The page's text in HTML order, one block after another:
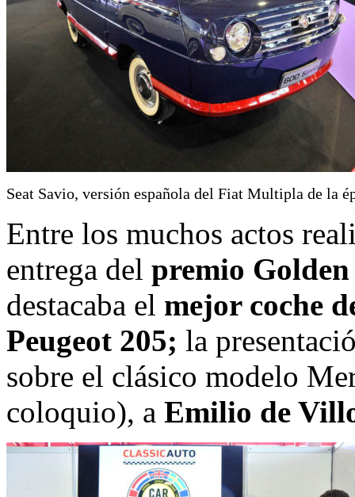
Seat Savio, versión española del Fiat Multipla de la
Entre los muchos actos
entrega del premio
destacaba el mejor coche
Peugeot 205; la
sobre el clásico modelo
coloquio), a Emilio de